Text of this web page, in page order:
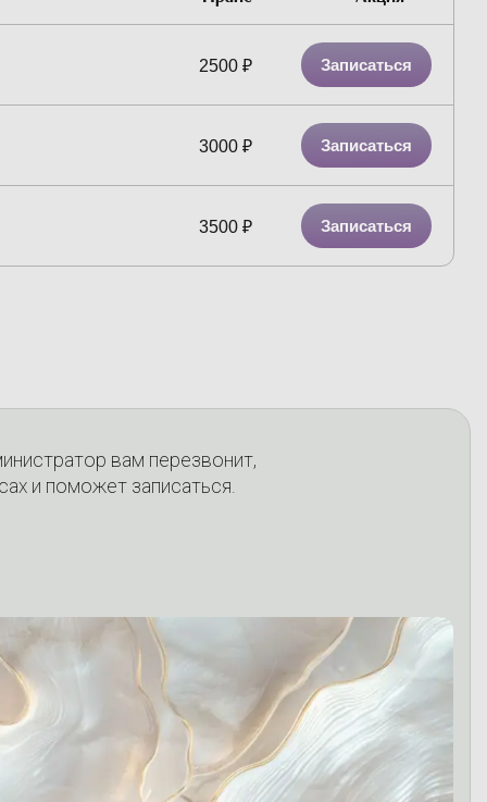
2500 ₽ Записаться
3000 ₽ Записаться
3500 ₽ Записаться
вам перезвонит,
и поможет записаться.